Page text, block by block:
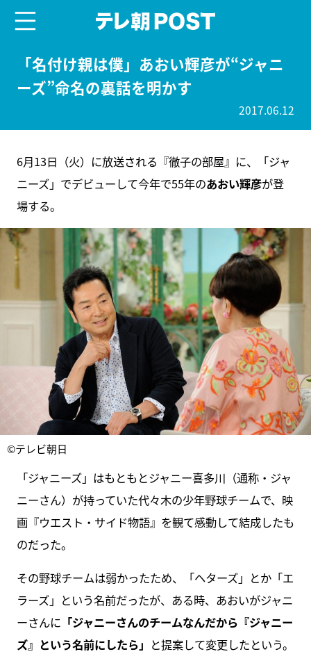
「名付け親は僕」あおい輝彦が“ジャニ
ーズ”命名の裏話を明かす
2017.06.12
6月13日（火）に放送される『徹子の部屋』に、「ジャ
ニーズ」でデビューして今年で55年のあおい輝彦が登
場する。
©テレビ朝日
「ジャニーズ」はもともとジャニー喜多川（通称・ジャ
ニーさん）が持っていた代々木の少年野球チームで、映
画『ウエスト・サイド物語』を観て感動して結成したも
のだった。
その野球チームは弱かったため、「ヘターズ」とか「エ
ラーズ」という名前だったが、ある時、あおいがジャニ
ーさんに 「ジャニーさんのチームなんだから『ジャニー
ズ』という名前にしたら」 と提案して変更したという。